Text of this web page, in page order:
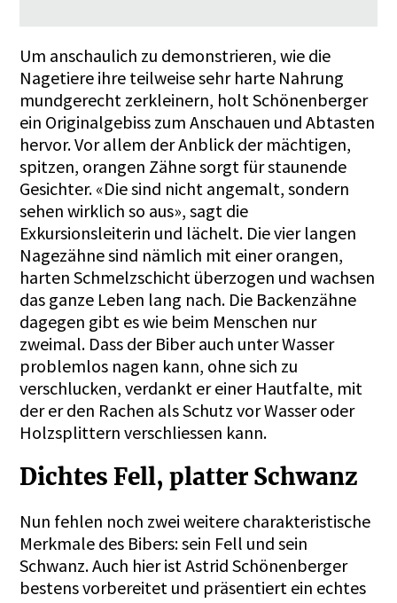
Um anschaulich zu demonstrieren, wie die
Nagetiere ihre teilweise sehr harte Nahrung
mundgerecht zerkleinern, holt Schönenberger
ein Originalgebiss zum Anschauen und Abtasten
hervor. Vor allem der Anblick der mächtigen,
spitzen, orangen Zähne sorgt für staunende
Gesichter. «Die sind nicht angemalt, sondern
sehen wirklich so aus», sagt die
Exkursionsleiterin und lächelt. Die vier langen
Nagezähne sind nämlich mit einer orangen,
harten Schmelzschicht überzogen und wachsen
das ganze Leben lang nach. Die Backenzähne
dagegen gibt es wie beim Menschen nur
zweimal. Dass der Biber auch unter Wasser
problemlos nagen kann, ohne sich zu
verschlucken, verdankt er einer Hautfalte, mit
der er den Rachen als Schutz vor Wasser oder
Holzsplittern verschliessen kann.
Dichtes Fell, platter Schwanz
Nun fehlen noch zwei weitere charakteristische
Merkmale des Bibers: sein Fell und sein
Schwanz. Auch hier ist Astrid Schönenberger
bestens vorbereitet und präsentiert ein echtes